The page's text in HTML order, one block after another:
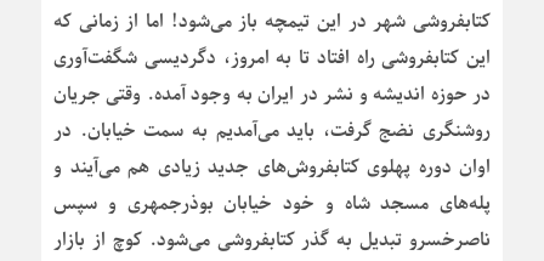
کتابفروشی شهر در این تیمچه باز می‌شود! اما از زمانی که
این کتابفروشی راه افتاد تا به امروز، دگردیسی شگفت‌آوری
در حوزه اندیشه و نشر در ایران به وجود آمده. وقتی جریان
روشنگری نضج گرفت، باید می‌آمدیم به سمت خیابان. در
اوان دوره پهلوی کتابفروش‌های جدید زیادی هم می‌آیند و
پله‌های مسجد شاه و خود خیابان بوذرجمهری و سپس
ناصرخسرو تبدیل به گذر کتابفروشی می‌شود. کوچ از بازار